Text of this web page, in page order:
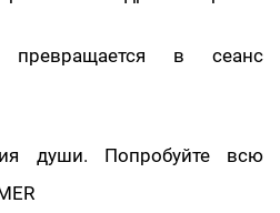
в сеанс
души. Попробуйте всю